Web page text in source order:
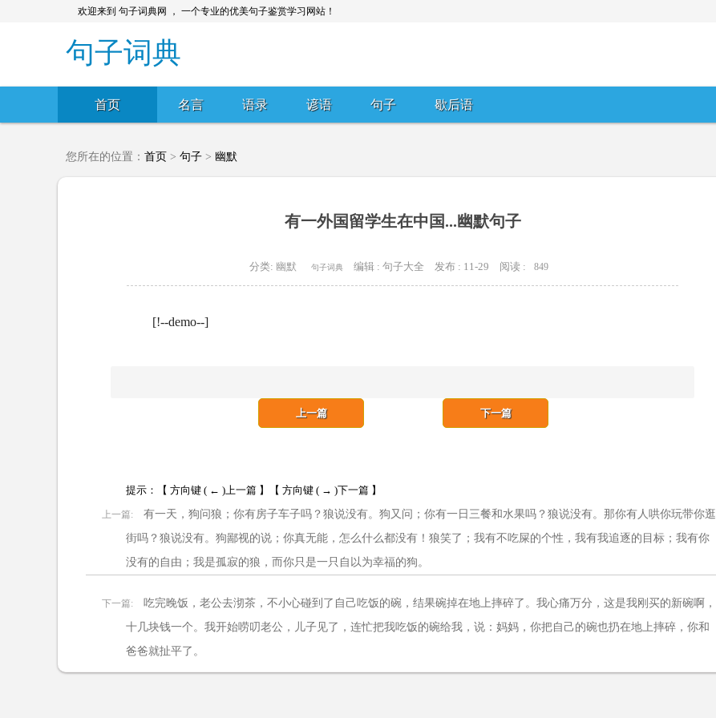
欢迎来到 句子词典网 ， 一个专业的优美句子鉴赏学习网站！
句子词典
首页 名言 语录 谚语 句子 歇后语
您所在的位置： 首页 > 句子 > 幽默
有一外国留学生在中国...幽默句子
分类: 幽默 句子词典 编辑 : 句子大全 发布 : 11-29 阅读 : 849
[!--demo--]
提示：【 方向键 ( ← )上一篇 】【 方向键 ( → )下一篇 】
上一篇:
有一天，狗问狼；你有房子车子吗？狼说没有。狗又问；你有一日三餐和水果吗？狼说没有。那你有人哄你玩带你逛
街吗？狼说没有。狗鄙视的说；你真无能，怎么什么都没有！狼笑了；我有不吃屎的个性，我有我追逐的目标；我有你
没有的自由；我是孤寂的狼，而你只是一只自以为幸福的狗。
上一篇
下一篇:
吃完晚饭，老公去沏茶，不小心碰到了自己吃饭的碗，结果碗掉在地上摔碎了。我心痛万分，这是我刚买的新碗啊，
十几块钱一个。我开始唠叨老公，儿子见了，连忙把我吃饭的碗给我，说：妈妈，你把自己的碗也扔在地上摔碎，你和
爸爸就扯平了。
下一篇